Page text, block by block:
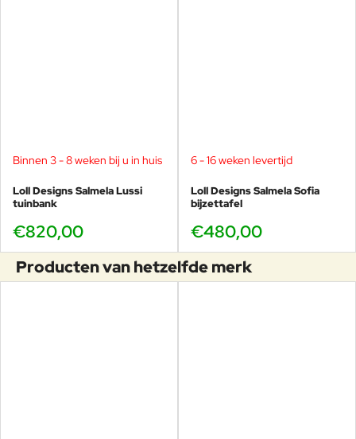
Binnen 3 - 8 weken bij u in huis
Loll Designs Salmela Lussi
tuinbank
€820,00
6 - 16 weken levertijd
Loll Designs Salmela Sofia
bijzettafel
€480,00
Producten van hetzelfde merk